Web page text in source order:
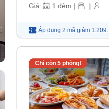
Giá: 1 đêm | |
Áp dụng 2 mã giảm
Chỉ còn 5phòng!